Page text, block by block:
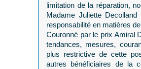
limitation de la réparation,
Madame Juliette
responsabilité en matières
Couronné par le prix Amiral
tendances, mesures,
plus restrictive de cette
autres bénéficiaires de la